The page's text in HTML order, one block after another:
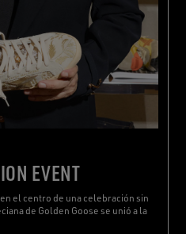
EVENT
el centro de una celebración sin
de Golden Goose se unió a la